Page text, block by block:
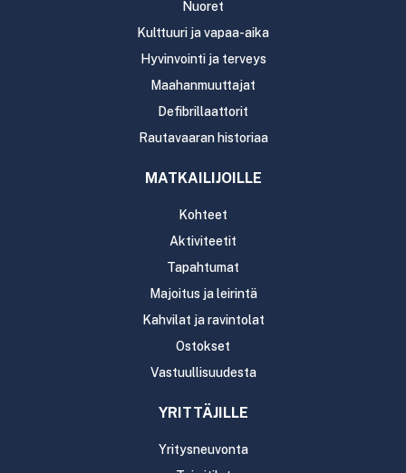
Nuoret
Kulttuuri ja vapaa-aika
Hyvinvointi ja terveys
Maahanmuuttajat
Defibrillaattorit
Rautavaaran historiaa
MATKAILIJOILLE
Kohteet
Aktiviteetit
Tapahtumat
Majoitus ja leirintä
Kahvilat ja ravintolat
Ostokset
Vastuullisuudesta
YRITTÄJILLE
Yritysneuvonta